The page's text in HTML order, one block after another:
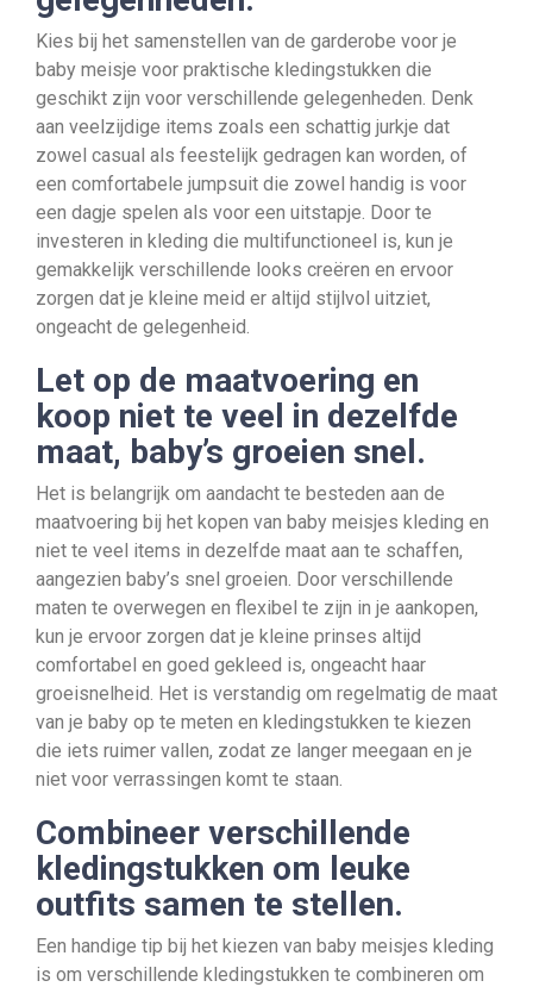
Kies bij het samenstellen van de garderobe voor je
baby meisje voor praktische kledingstukken die
geschikt zijn voor verschillende gelegenheden. Denk
aan veelzijdige items zoals een schattig jurkje dat
zowel casual als feestelijk gedragen kan worden, of
een comfortabele jumpsuit die zowel handig is voor
een dagje spelen als voor een uitstapje. Door te
investeren in kleding die multifunctioneel is, kun je
gemakkelijk verschillende looks creëren en ervoor
zorgen dat je kleine meid er altijd stijlvol uitziet,
ongeacht de gelegenheid.
Let op de maatvoering en
koop niet te veel in dezelfde
maat, baby’s groeien snel.
Het is belangrijk om aandacht te besteden aan de
maatvoering bij het kopen van baby meisjes kleding en
niet te veel items in dezelfde maat aan te schaffen,
aangezien baby’s snel groeien. Door verschillende
maten te overwegen en flexibel te zijn in je aankopen,
kun je ervoor zorgen dat je kleine prinses altijd
comfortabel en goed gekleed is, ongeacht haar
groeisnelheid. Het is verstandig om regelmatig de maat
van je baby op te meten en kledingstukken te kiezen
die iets ruimer vallen, zodat ze langer meegaan en je
niet voor verrassingen komt te staan.
Combineer verschillende
kledingstukken om leuke
outfits samen te stellen.
Een handige tip bij het kiezen van baby meisjes kleding
is om verschillende kledingstukken te combineren om